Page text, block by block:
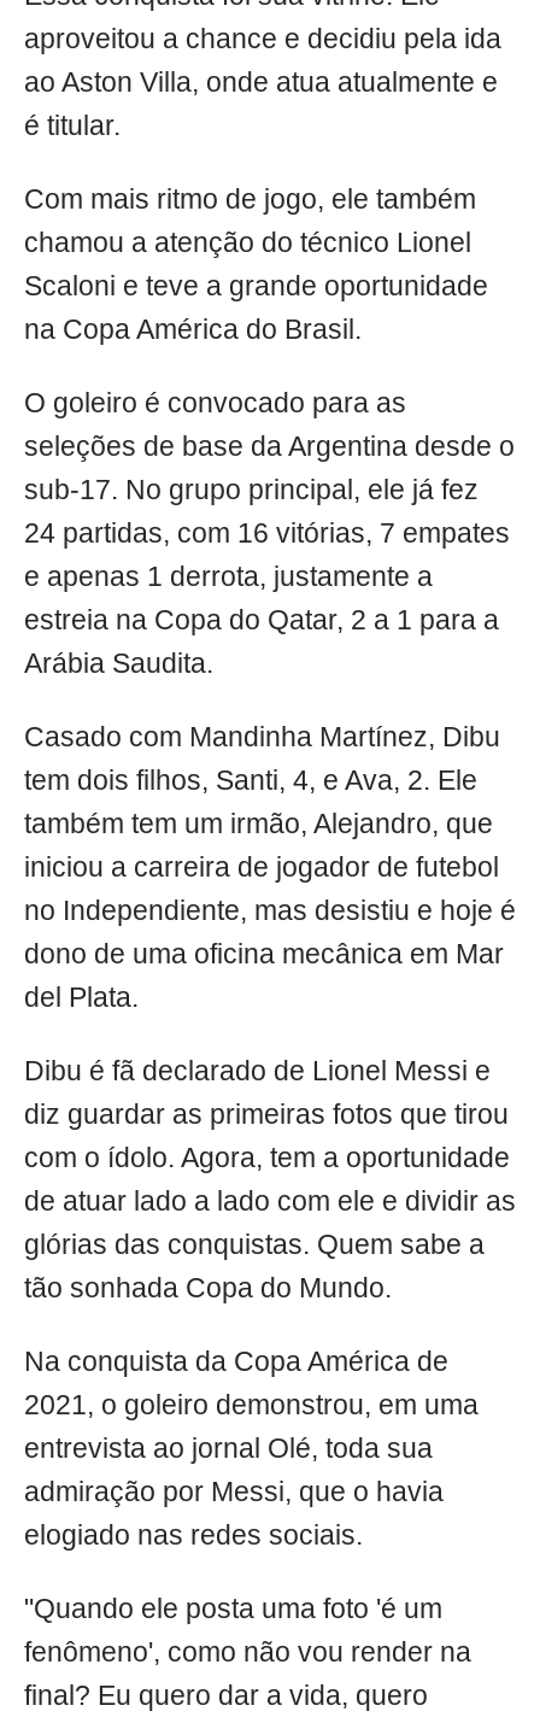
aproveitou a chance e decidiu pela ida
ao Aston Villa, onde atua atualmente e
é titular.
Com mais ritmo de jogo, ele também
chamou a atenção do técnico Lionel
Scaloni e teve a grande oportunidade
na Copa América do Brasil.
O goleiro é convocado para as
seleções de base da Argentina desde o
sub-17. No grupo principal, ele já fez
24 partidas, com 16 vitórias, 7 empates
e apenas 1 derrota, justamente a
estreia na Copa do Qatar, 2 a 1 para a
Arábia Saudita.
Casado com Mandinha Martínez, Dibu
tem dois filhos, Santi, 4, e Ava, 2. Ele
também tem um irmão, Alejandro, que
iniciou a carreira de jogador de futebol
no Independiente, mas desistiu e hoje é
dono de uma oficina mecânica em Mar
del Plata.
Dibu é fã declarado de Lionel Messi e
diz guardar as primeiras fotos que tirou
com o ídolo. Agora, tem a oportunidade
de atuar lado a lado com ele e dividir as
glórias das conquistas. Quem sabe a
tão sonhada Copa do Mundo.
Na conquista da Copa América de
2021, o goleiro demonstrou, em uma
entrevista ao jornal Olé, toda sua
admiração por Messi, que o havia
elogiado nas redes sociais.
"Quando ele posta uma foto 'é um
fenômeno', como não vou render na
final? Eu quero dar a vida, quero